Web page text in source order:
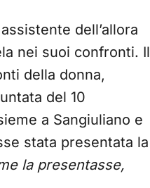
dell’allora
nei suoi confronti. Il
della donna,
del 10
a Sangiuliano e
stata presentata la
la presentasse,